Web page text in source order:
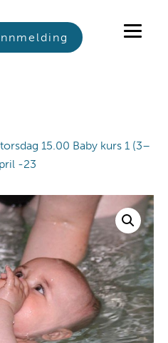
15.00 Baby kurs 1 (3–
-23